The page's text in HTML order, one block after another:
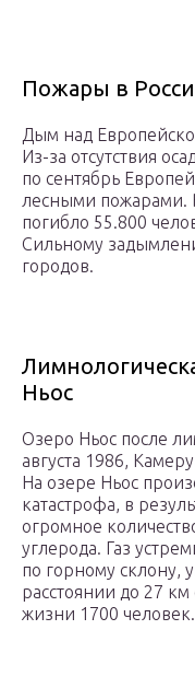
Пожары в
Дым над
Из-за отсутствия
по сентябрь
лесными пожарами.
погибло 55.800
Сильному
городов.
Ньос
Озеро Ньос после
августа 1986,
На озере Ньос
катастрофа, в
огромное
углерода. Газ
по горному склону,
расстоянии до 27 км
жизни 1700 человек.